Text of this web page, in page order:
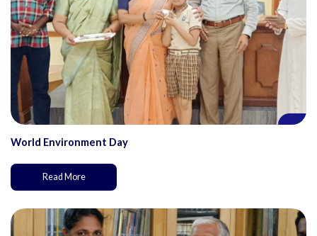
World Environment Day
Read More